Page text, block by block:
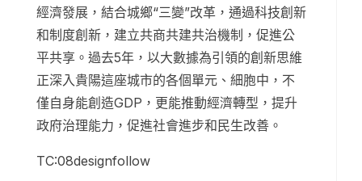
經濟發展，結合城鄉“三變”改革，通過科技創新
和制度創新，建立共商共建共治機制，促進公
平共享。過去5年，以大數據為引領的創新思維
正深入貴陽這座城市的各個單元、細胞中，不
僅自身能創造GDP，更能推動經濟轉型，提升
政府治理能力，促進社會進步和民生改善。
TC:08designfollow